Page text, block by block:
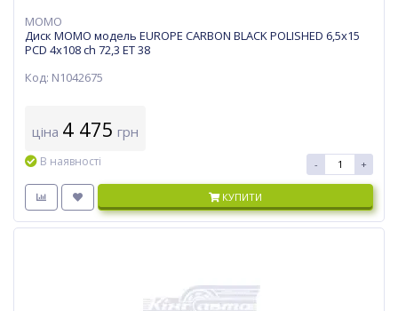
MOMO
Диск MOMO модель EUROPE CARBON BLACK POLISHED 6,5х15
PCD 4x108 ch 72,3 ET 38
Код: N1042675
ціна 4 475 грн
В наявності - +
КУПИТИ